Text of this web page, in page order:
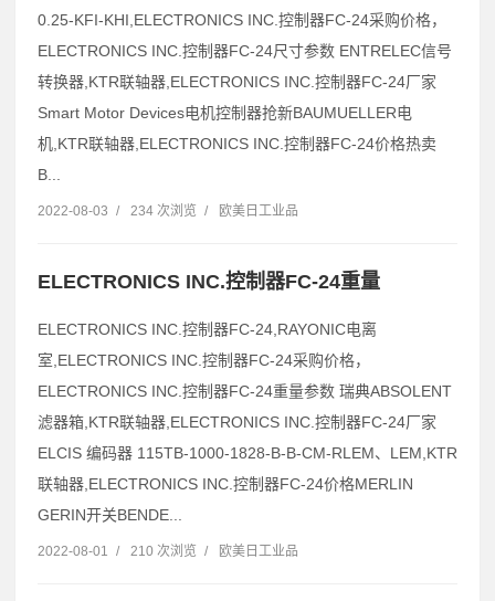
0.25-KFI-KHI,ELECTRONICS INC.控制器FC-24采购价格，
ELECTRONICS INC.控制器FC-24尺寸参数 ENTRELEC信号
转换器,KTR联轴器,ELECTRONICS INC.控制器FC-24厂家
Smart Motor Devices电机控制器抢新BAUMUELLER电
机,KTR联轴器,ELECTRONICS INC.控制器FC-24价格热卖
B...
2022-08-03 / 234 次浏览 / 欧美日工业品
ELECTRONICS INC.控制器FC-24重量
ELECTRONICS INC.控制器FC-24,RAYONIC电离
室,ELECTRONICS INC.控制器FC-24采购价格，
ELECTRONICS INC.控制器FC-24重量参数 瑞典ABSOLENT
滤器箱,KTR联轴器,ELECTRONICS INC.控制器FC-24厂家
ELCIS 编码器 115TB-1000-1828-B-B-CM-RLEM、LEM,KTR
联轴器,ELECTRONICS INC.控制器FC-24价格MERLIN
GERIN开关BENDE...
2022-08-01 / 210 次浏览 / 欧美日工业品